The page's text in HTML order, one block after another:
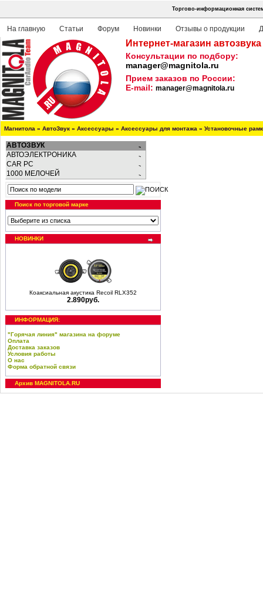
Торгово-информационная
На главную Статьи Форум Новинки Отзывы о продукции
Интернет-магазин
Консультации по подбору:
manager@magnitola.ru
Прием заказов по России:
E-mail: manager@magnitola.ru
Магнитола » АвтоЗвук » Аксессуары » Аксессуары для монтажа » Установочные
АВТОЗВУК
АВТОЭЛЕКТРОНИКА
CAR PC
1000 МЕЛОЧЕЙ
Поиск по торговой марке
НОВИНКИ
Коаксиальная акустика Recoil RLX352
2.890руб.
ИНФОРМАЦИЯ:
"Горячая линия" магазина на форуме
Оплата
Доставка заказов
Условия работы
О нас
Форма обратной связи
Архив MAGNITOLA.RU